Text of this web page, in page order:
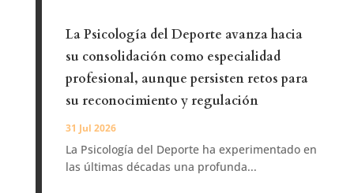
La Psicología del Deporte avanza hacia
su consolidación como especialidad
profesional, aunque persisten retos para
su reconocimiento y regulación
31 Jul 2026
La Psicología del Deporte ha experimentado en
las últimas décadas una profunda...